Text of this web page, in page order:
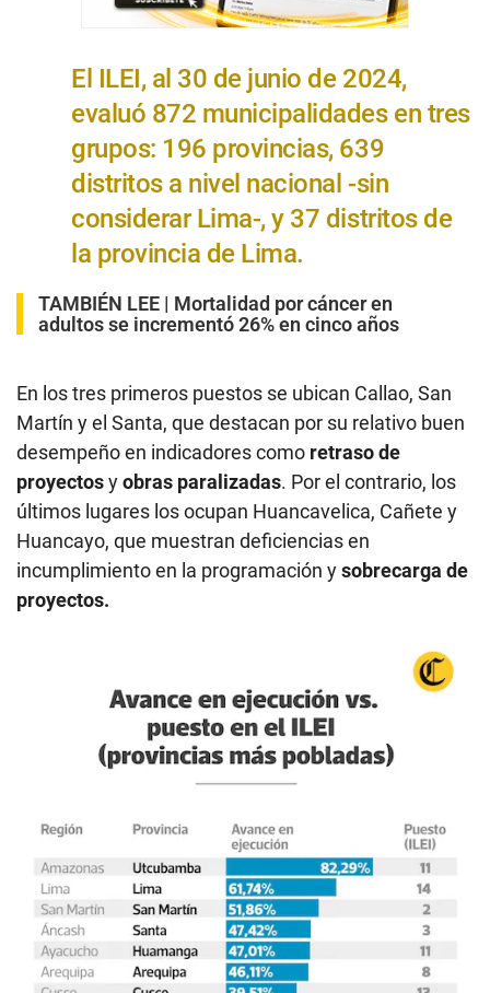
El ILEI, al 30 de junio de 2024,
evaluó 872 municipalidades en tres
grupos: 196 provincias, 639
distritos a nivel nacional -sin
considerar Lima-, y 37 distritos de
la provincia de Lima.
TAMBIÉN LEE | Mortalidad por cáncer en
adultos se incrementó 26% en cinco años
En los tres primeros puestos se ubican Callao, San
Martín y el Santa, que destacan por su relativo buen
desempeño en indicadores como retraso de
proyectosyobras paralizadas. Por el contrario, los
últimos lugares los ocupan Huancavelica, Cañete y
Huancayo, que muestran deficiencias en
incumplimiento en la programación ysobrecarga de
proyectos.